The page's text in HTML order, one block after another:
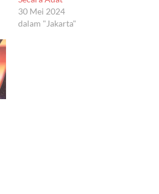
30 Mei 2024
dalam "Jakarta"